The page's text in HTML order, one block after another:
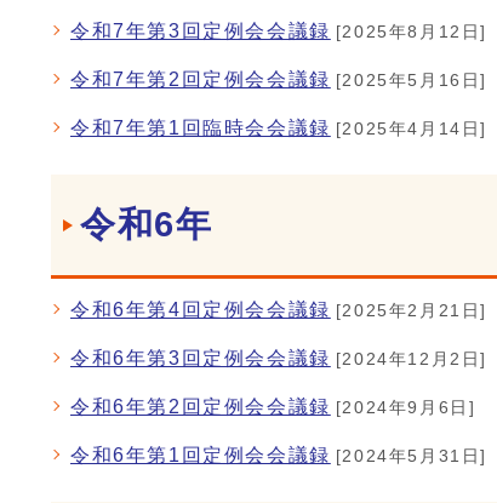
令和7年第3回定例会会議録 [2025年8月12日]
令和7年第2回定例会会議録 [2025年5月16日]
令和7年第1回臨時会会議録 [2025年4月14日]
令和6年
令和6年第4回定例会会議録 [2025年2月21日]
令和6年第3回定例会会議録 [2024年12月2日]
令和6年第2回定例会会議録 [2024年9月6日]
令和6年第1回定例会会議録 [2024年5月31日]